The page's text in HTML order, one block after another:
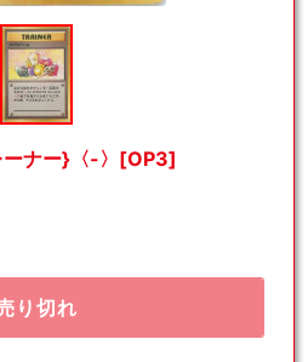
ナー}〈-〉[OP3]
り切れ